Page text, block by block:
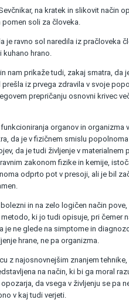
na kratek in slikovit način
soli za človeka.
je ravno sol naredila iz pračloveka
hrano.
nam prikaže tudi, zakaj smatra, da
iz prvega zdravila v svoje
prepričanju osnovni krivec
organov in organizma
da je v fizičnem smislu
da je tudi življenje v materialnem
zakonom fizike in kemije,
odprto pot v presoji, ali je bil
in na zelo logičen način
ki jo tudi opisuje, pri čemer
je ne glede na simptome in
hrane, ne pa organizma.
z najosnovnejšim znanjem
na način, ki bi ga moral
da vsega v življenju se pa
v kaj tudi verjeti.